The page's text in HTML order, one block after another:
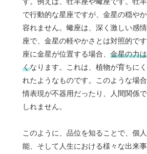
で行動的な星座ですが、金星の穏や
容れません。蠍座は、深く激しい感
座で、金星の軽やかさとは対照的で
座に金星が位置する場合、 金星の力
くなります。これは、植物が育ちに
れたようなものです。このような場
情表現が不器用だったり、人間関係
しれません。
このように、品位を知ることで、個
能、そして人生における様々な出来